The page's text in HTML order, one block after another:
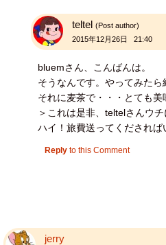
teltel (Post author)
2015年12月26日 21:40
bluemさん、こんばんは。
そうなんです。やってみたら
それに麦茶で・・・とても美
＞これは是非、teltelさんウ
ハイ！旅費送ってくだされば
Reply to this Comment
jerry